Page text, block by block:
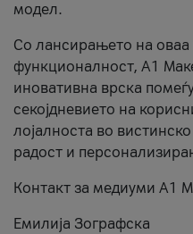
модел.
Со лансирањето на
функционалност, А1
иновативна врска
секојдневието на
лојалноста во
радост и
Контакт за медиуми А1
Емилија Зографска